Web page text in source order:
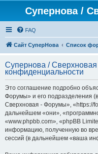
Супернова /
FAQ
Сайт СуперНова Список
Супернова /
конфиденциальности
Это соглашение подробно
Форумы» и его подразделения
Сверхновая - Форумы», «https://
дальнейшем «они»,
«www.phpbb.com», «phpBB
информацию, полученную во
сессий (в дальнейшем «ваша